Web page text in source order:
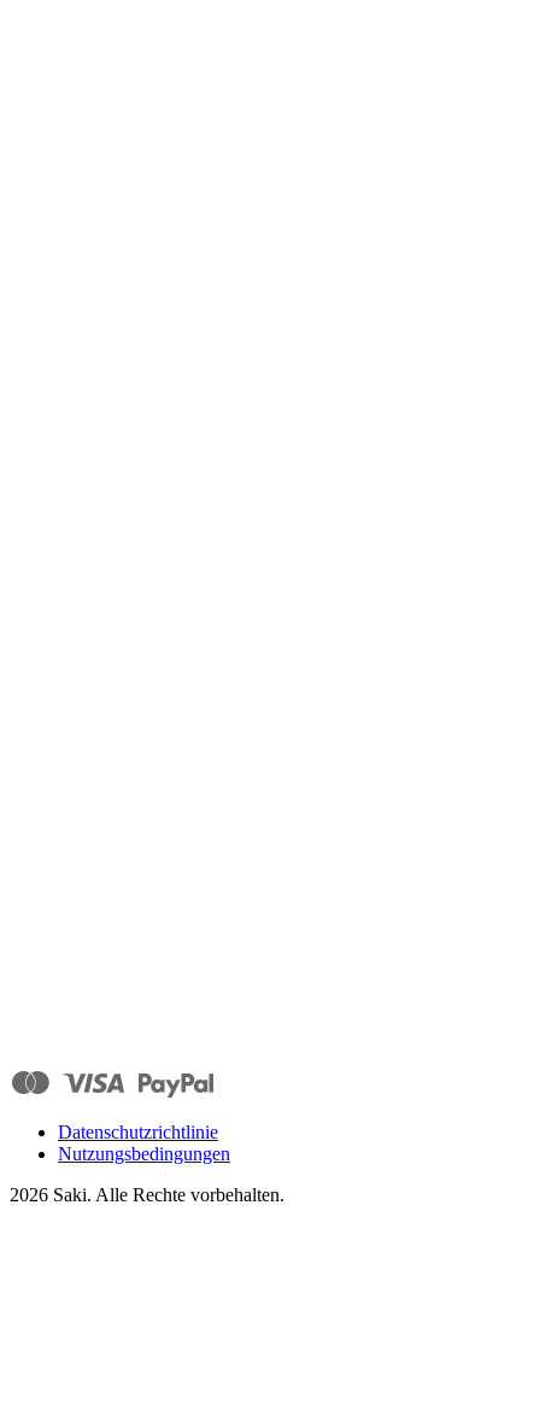
Datenschutzrichtlinie
Nutzungsbedingungen
2026 Saki. Alle Rechte vorbehalten.